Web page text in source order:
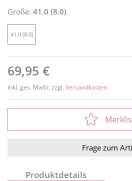
Größe: 41.0 (8.0)
41.0 (8.0)
69,95 €
inkl. ges. MwSt. zzgl. Versandkosten
Frage zum
Produktdetails